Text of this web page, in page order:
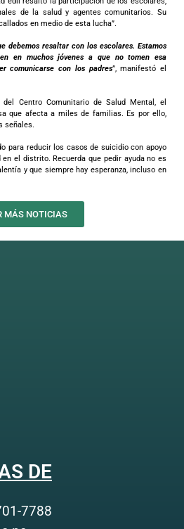
de la salud y agentes comunitarios. Su
en medio de esta lucha”.
debemos resaltar con los escolares. Estamos
en muchos jóvenes a que no tomen esa
comunicarse con los padres”, manifestó el
Centro Comunitario de Salud Mental, el
que afecta a miles de familias. Es por ello,
señales.
para reducir los casos de suicidio con apoyo
el distrito. Recuerda que pedir ayuda no es
y que siempre hay esperanza, incluso en
MÁS NOTICIAS
DE
7788